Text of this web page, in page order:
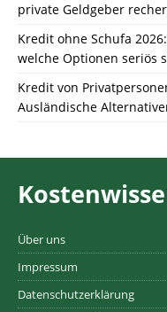
private Geldgeber
Kredit ohne Schufa
welche Optionen seriös
Kredit von
Ausländische
Über uns
Impressum
Datenschutzerklärung